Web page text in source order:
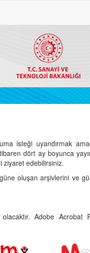
isteği uyandırmak
dört ay boyunca
ziyaret edebilirsiniz.
oluşan arşivlerini ve
Adobe Acrobat